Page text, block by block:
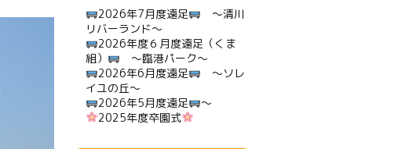
2026年7月度遠足
～清川
リバーランド～
2026年度６月度遠足（くま
組）
～臨港パーク～
2026年6月度遠足
～ソレ
イユの丘～
2026年5月度遠足
～
2025年度卒園式